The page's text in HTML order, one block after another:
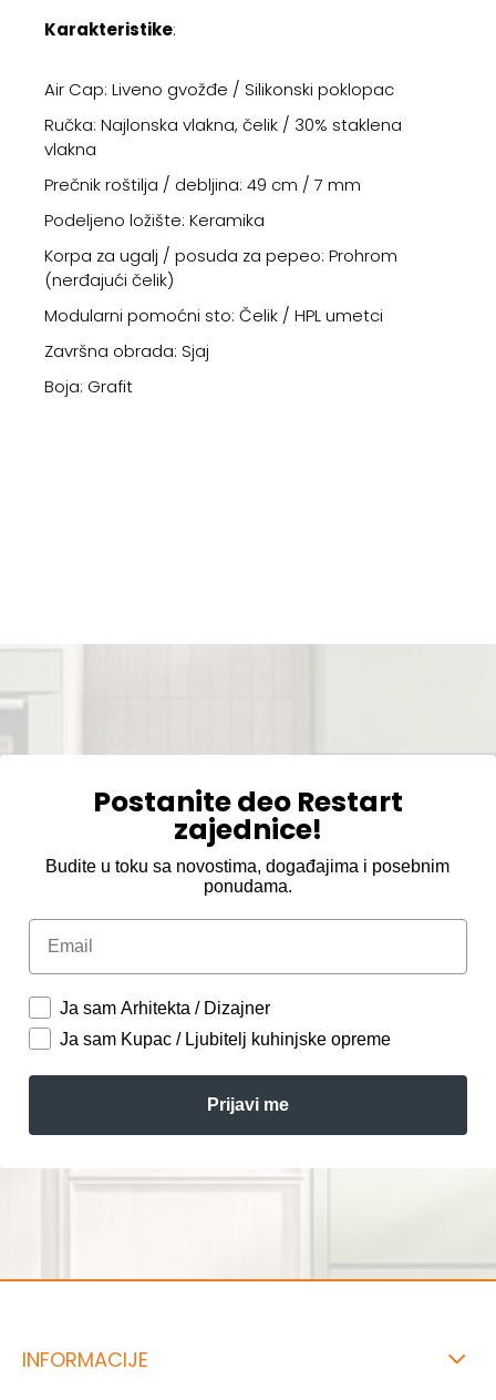
Karakteristike:
Air Cap: Liveno gvožđe / Silikonski poklopac
Ručka: Najlonska vlakna, čelik / 30% staklena
vlakna
Prečnik roštilja / debljina: 49 cm / 7 mm
Podeljeno ložište: Keramika
Korpa za ugalj / posuda za pepeo: Prohrom
(nerđajući čelik)
Modularni pomoćni sto: Čelik / HPL umetci
Završna obrada: Sjaj
Boja: Grafit
Postanite deo Restart
zajednice!
Budite u toku sa novostima, događajima i posebnim
ponudama.
Email
Ja sam Arhitekta / Dizajner
Ja sam Kupac / Ljubitelj kuhinjske opreme
Prijavi me
INFORMACIJE